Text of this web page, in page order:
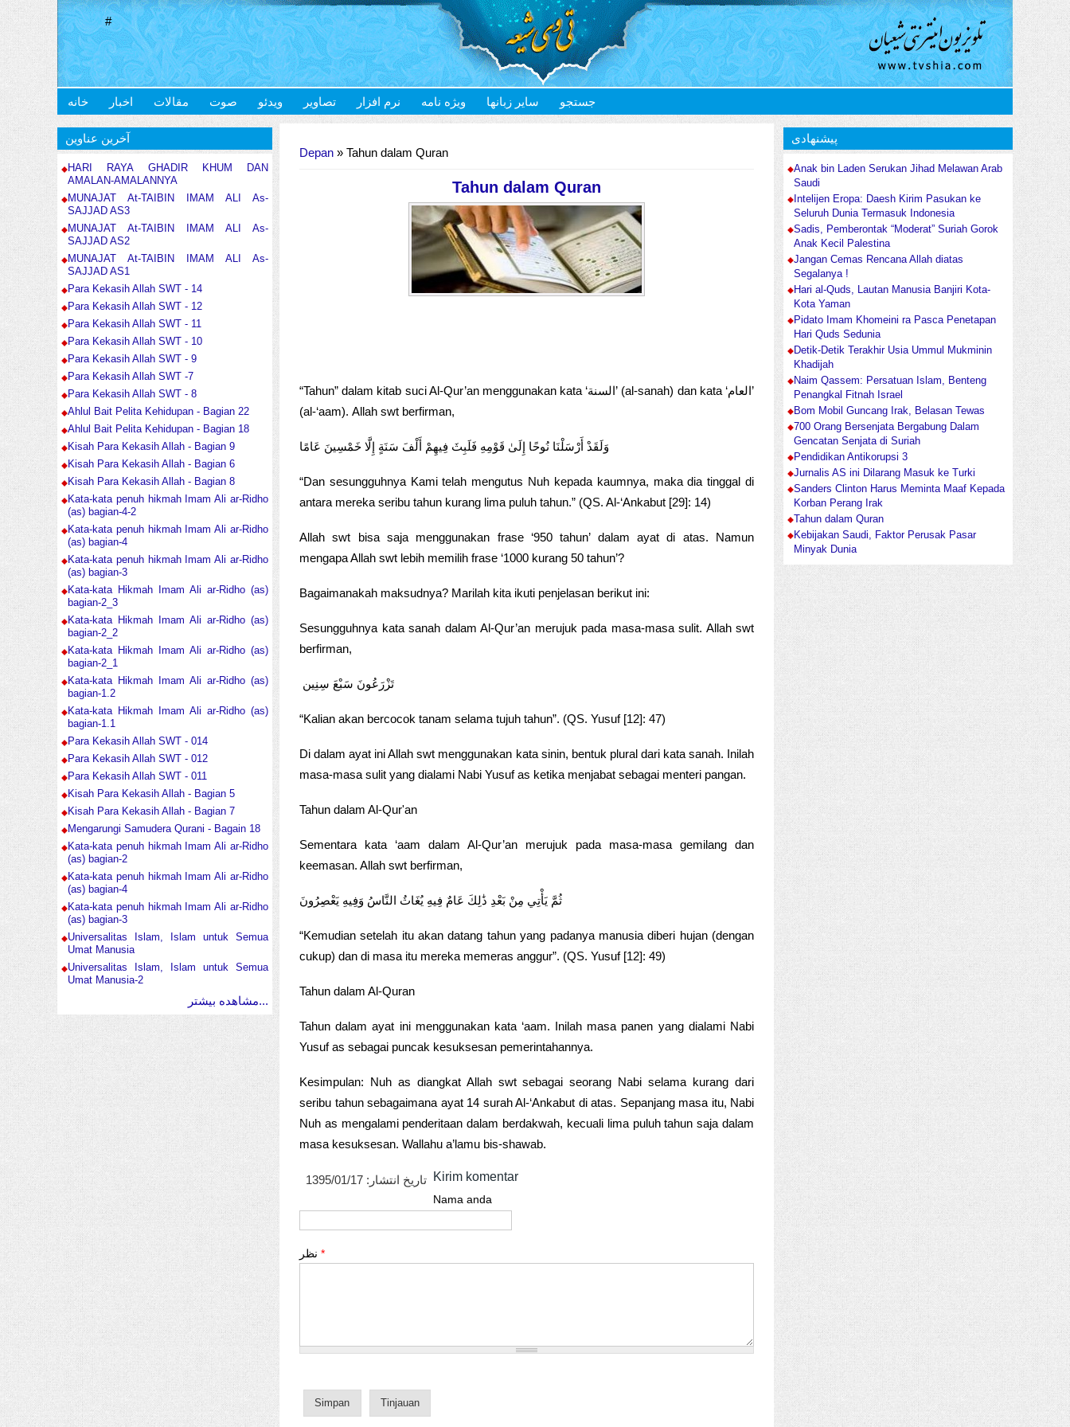
#
خانه اخبار مقالات صوت ویدئو تصاویر نرم افزار ویژه نامه سایر زبانها جستجو
Depan » Tahun dalam Quran
Tahun dalam Quran
“Tahun” dalam kitab suci Al-Qur’an menggunakan kata ‘السنة’ (al-sanah) dan kata ‘العام’
(al-‘aam). Allah swt berfirman,
وَلَقَدْ أَرْسَلْنَا نُوحًا إِلَىٰ قَوْمِهِ فَلَبِثَ فِيهِمْ أَلْفَ سَنَةٍ إِلَّا خَمْسِينَ عَامًا
“Dan sesungguhnya Kami telah mengutus Nuh kepada kaumnya, maka dia tinggal di
antara mereka seribu tahun kurang lima puluh tahun.” (QS. Al-‘Ankabut [29]: 14)
Allah swt bisa saja menggunakan frase ‘950 tahun’ dalam ayat di atas. Namun
mengapa Allah swt lebih memilih frase ‘1000 kurang 50 tahun’?
Bagaimanakah maksudnya? Marilah kita ikuti penjelasan berikut ini:
Sesungguhnya kata sanah dalam Al-Qur’an merujuk pada masa-masa sulit. Allah swt
berfirman,
تَزْرَعُونَ سَبْعَ سِنِين
“Kalian akan bercocok tanam selama tujuh tahun”. (QS. Yusuf [12]: 47)
Di dalam ayat ini Allah swt menggunakan kata sinin, bentuk plural dari kata sanah. Inilah
masa-masa sulit yang dialami Nabi Yusuf as ketika menjabat sebagai menteri pangan.
Tahun dalam Al-Qur'an
Sementara kata ‘aam dalam Al-Qur’an merujuk pada masa-masa gemilang dan
keemasan. Allah swt berfirman,
ثُمَّ يَأْتِي مِنْ بَعْدِ ذَٰلِكَ عَامٌ فِيهِ يُغَاثُ النَّاسُ وَفِيهِ يَعْصِرُونَ
“Kemudian setelah itu akan datang tahun yang padanya manusia diberi hujan (dengan
cukup) dan di masa itu mereka memeras anggur”. (QS. Yusuf [12]: 49)
Tahun dalam Al-Quran
Tahun dalam ayat ini menggunakan kata ‘aam. Inilah masa panen yang dialami Nabi
Yusuf as sebagai puncak kesuksesan pemerintahannya.
Kesimpulan: Nuh as diangkat Allah swt sebagai seorang Nabi selama kurang dari
seribu tahun sebagaimana ayat 14 surah Al-‘Ankabut di atas. Sepanjang masa itu, Nabi
Nuh as mengalami penderitaan dalam berdakwah, kecuali lima puluh tahun saja dalam
masa kesuksesan. Wallahu a’lamu bis-shawab.
تاریخ انتشار: 1395/01/17 Kirim komentar
Nama anda
*
آخرین عناوین
HARI RAYA GHADIR KHUM DAN
AMALAN-AMALANNYA
MUNAJAT At-TAIBIN IMAM ALI As-
SAJJAD AS3
MUNAJAT At-TAIBIN IMAM ALI As-
SAJJAD AS2
MUNAJAT At-TAIBIN IMAM ALI As-
SAJJAD AS1
Para Kekasih Allah SWT - 14
Para Kekasih Allah SWT - 12
Para Kekasih Allah SWT - 11
Para Kekasih Allah SWT - 10
Para Kekasih Allah SWT - 9
Para Kekasih Allah SWT -7
Para Kekasih Allah SWT - 8
Ahlul Bait Pelita Kehidupan - Bagian 22
Ahlul Bait Pelita Kehidupan - Bagian 18
Kisah Para Kekasih Allah - Bagian 9
Kisah Para Kekasih Allah - Bagian 6
Kisah Para Kekasih Allah - Bagian 8
Kata-kata penuh hikmah Imam Ali ar-Ridho
(as) bagian-4-2
Kata-kata penuh hikmah Imam Ali ar-Ridho
(as) bagian-4
Kata-kata penuh hikmah Imam Ali ar-Ridho
(as) bagian-3
Kata-kata Hikmah Imam Ali ar-Ridho (as)
bagian-2_3
Kata-kata Hikmah Imam Ali ar-Ridho (as)
bagian-2_2
Kata-kata Hikmah Imam Ali ar-Ridho (as)
bagian-2_1
Kata-kata Hikmah Imam Ali ar-Ridho (as)
bagian-1.2
Kata-kata Hikmah Imam Ali ar-Ridho (as)
bagian-1.1
Para Kekasih Allah SWT - 014
Para Kekasih Allah SWT - 012
Para Kekasih Allah SWT - 011
Kisah Para Kekasih Allah - Bagian 5
Kisah Para Kekasih Allah - Bagian 7
Mengarungi Samudera Qurani - Bagain 18
Kata-kata penuh hikmah Imam Ali ar-Ridho
(as) bagian-2
Kata-kata penuh hikmah Imam Ali ar-Ridho
(as) bagian-4
Kata-kata penuh hikmah Imam Ali ar-Ridho
(as) bagian-3
Universalitas Islam, Islam untuk Semua
Umat Manusia
Universalitas Islam, Islam untuk Semua
Umat Manusia-2
مشاهده بیشتر...
پیشنهادی
Anak bin Laden Serukan Jihad Melawan Arab
Saudi
Intelijen Eropa: Daesh Kirim Pasukan ke
Seluruh Dunia Termasuk Indonesia
Sadis, Pemberontak “Moderat” Suriah Gorok
Anak Kecil Palestina
Jangan Cemas Rencana Allah diatas
Segalanya !
Hari al-Quds, Lautan Manusia Banjiri Kota-
Kota Yaman
Pidato Imam Khomeini ra Pasca Penetapan
Hari Quds Sedunia
Detik-Detik Terakhir Usia Ummul Mukminin
Khadijah
Naim Qassem: Persatuan Islam, Benteng
Penangkal Fitnah Israel
Bom Mobil Guncang Irak, Belasan Tewas
700 Orang Bersenjata Bergabung Dalam
Gencatan Senjata di Suriah
Pendidikan Antikorupsi 3
Jurnalis AS ini Dilarang Masuk ke Turki
Sanders Clinton Harus Meminta Maaf Kepada
Korban Perang Irak
Tahun dalam Quran
Kebijakan Saudi, Faktor Perusak Pasar
Minyak Dunia